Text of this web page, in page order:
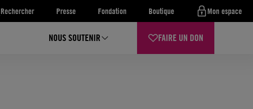
Rechercher Presse Fondation Boutique Mon espace
NOUS SOUTENIR FAIRE UN DON